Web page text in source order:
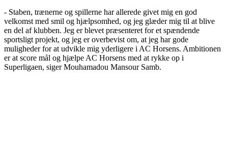
- Staben, trænerne og spillerne har allerede givet mig en god
velkomst med smil og hjælpsomhed, og jeg glæder mig til at blive
en del af klubben. Jeg er blevet præsenteret for et spændende
sportsligt projekt, og jeg er overbevist om, at jeg har gode
muligheder for at udvikle mig yderligere i AC Horsens. Ambitionen
er at score mål og hjælpe AC Horsens med at rykke op i
Superligaen, siger Mouhamadou Mansour Samb.